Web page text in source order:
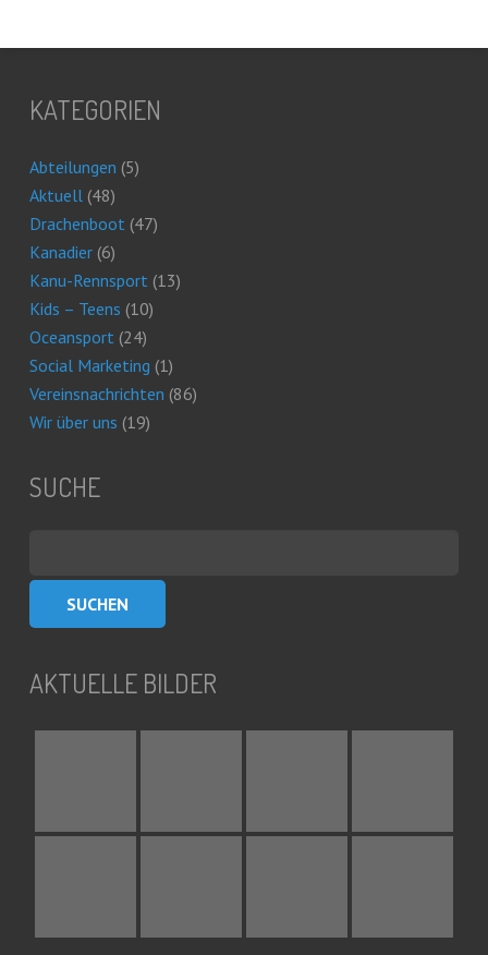
KATEGORIEN
Abteilungen (5)
Aktuell(48)
Drachenboot(47)
Kanadier(6)
Kanu-Rennsport(13)
Kids – Teens (10)
Oceansport(24)
Social Marketing (1)
Vereinsnachrichten (86)
Wir über uns (19)
SUCHE
AKTUELLE BILDER